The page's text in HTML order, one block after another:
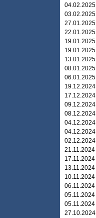
04.02.2025
03.02.2025
27.01.2025
22.01.2025
19.01.2025
19.01.2025
13.01.2025
08.01.2025
06.01.2025
19.12.2024
17.12.2024
09.12.2024
08.12.2024
04.12.2024
04.12.2024
02.12.2024
21.11.2024
17.11.2024
13.11.2024
10.11.2024
06.11.2024
05.11.2024
05.11.2024
27.10.2024